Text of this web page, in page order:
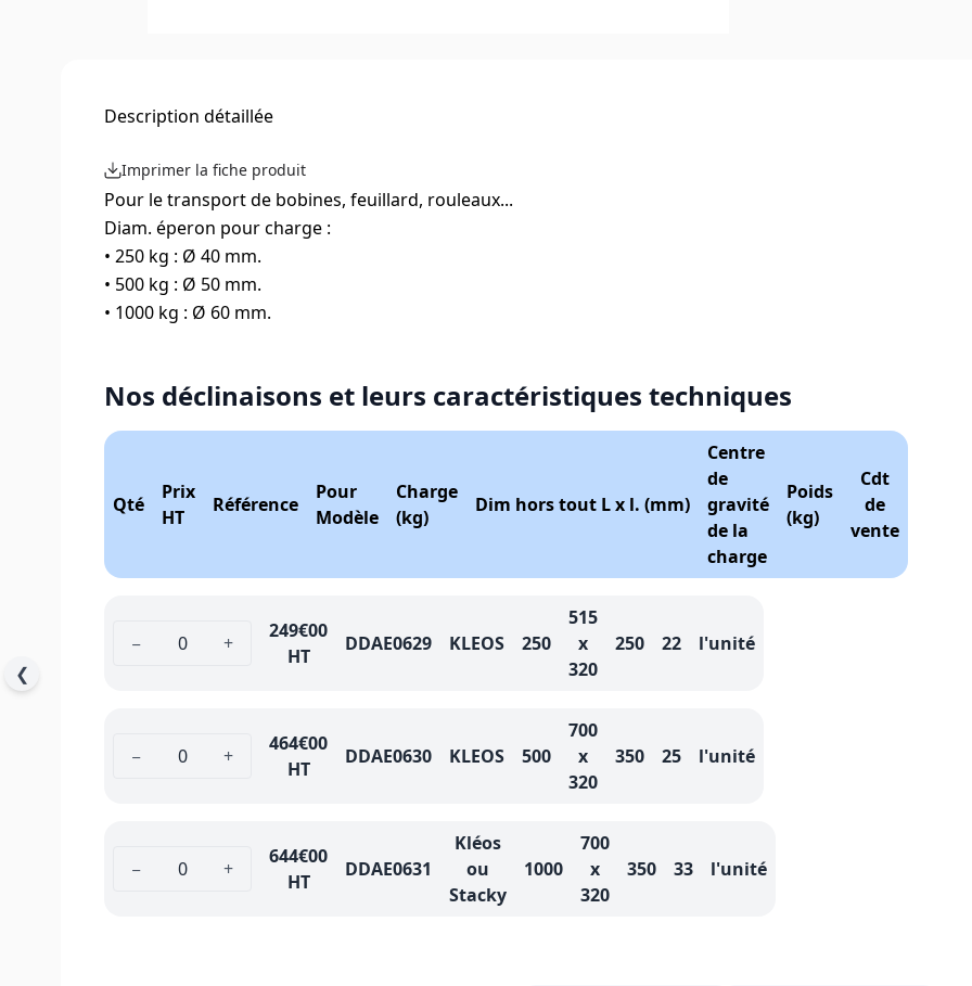
❮
Description détaillée
Imprimer la fiche produit
Pour le transport de bobines, feuillard, rouleaux...
Diam. éperon pour charge :
• 250 kg : Ø 40 mm.
• 500 kg : Ø 50 mm.
• 1000 kg : Ø 60 mm.
Nos déclinaisons et leurs caractéristiques techniques
Qté
Prix
HT
Référence
Pour
Modèle
Charge
(kg)
Dim hors tout L x l. (mm)
Centre
de
gravité
de la
charge
Poids
(kg)
Cdt
de
vente
− +
249€00
HT
DDAE0629 KLEOS 250
515
x
320
250 22 l'unité
− +
464€00
HT
DDAE0630 KLEOS 500
700
x
320
350 25 l'unité
− +
644€00
HT
DDAE0631
Kléos
ou
Stacky
1000
700
x
320
350 33 l'unité